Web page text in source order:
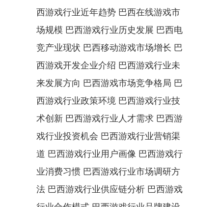
西游戏行业近年趋势 巴西在线游戏市
场规模 巴西游戏行业历史发展 巴西电
竞产业现状 巴西移动游戏市场增长 巴
西游戏开发企业介绍 巴西游戏行业未
来发展方向 巴西游戏市场竞争格局 巴
西游戏行业政策环境 巴西游戏行业技
术创新 巴西游戏行业人才需求 巴西游
戏行业投资机会 巴西游戏行业营销渠
道 巴西游戏行业用户画像 巴西游戏行
业消费习惯 巴西游戏行业市场调研方
法 巴西游戏行业供应链分析 巴西游戏